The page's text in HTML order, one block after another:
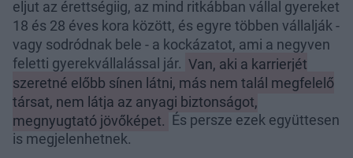
eljut az érettségiig, az mind ritkábban vállal gyereket
18 és 28 éves kora között, és egyre többen vállalják -
vagy sodródnak bele - a kockázatot, ami a negyven
feletti gyerekvállalással jár. Van, aki a karrierjét
szeretné előbb sínen látni, más nem talál megfelelő
társat, nem látja az anyagi biztonságot,
megnyugtató jövőképet.
És persze ezek együttesen
is megjelenhetnek.